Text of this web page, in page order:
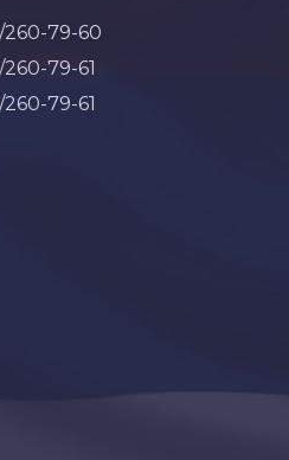
260-79-60
260-79-61
260-79-61